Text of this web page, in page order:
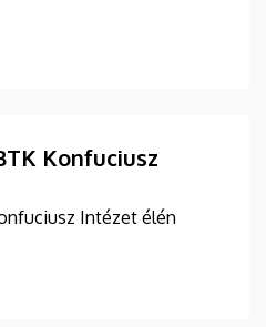
Konfuciusz
Intézet élén